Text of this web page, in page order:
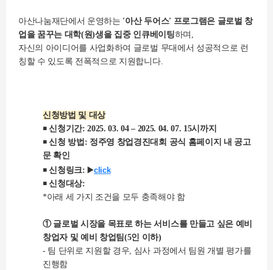
아산나눔재단에서 운영하는 '아산 두어스' 프로그램은 글로벌 창
업을 꿈꾸는 대학(원)생을 집중 인큐베이팅하며,
자신의 아이디어를 사업화하여 글로벌 무대에서 성공적으로 런
칭할 수 있도록 전폭적으로 지원합니다.
신청방법 및 대상
￭ 신청기간: 2025. 03. 04 – 2025. 04. 07. 15시까지
￭ 신청 방법: 정주영 창업경진대회 공식 홈페이지 내 공고
문 확인
￭ 신청링크: ▶️click
￭ 신청대상:
*아래 세 가지 조건을 모두 충족해야 함
① 글로벌 시장을 목표로 하는 서비스를 만들고 싶은 예비
창업자 및 예비 창업팀(5인 이하)
- 팀 단위로 지원할 경우, 심사 과정에서 팀원 개별 평가를
진행함